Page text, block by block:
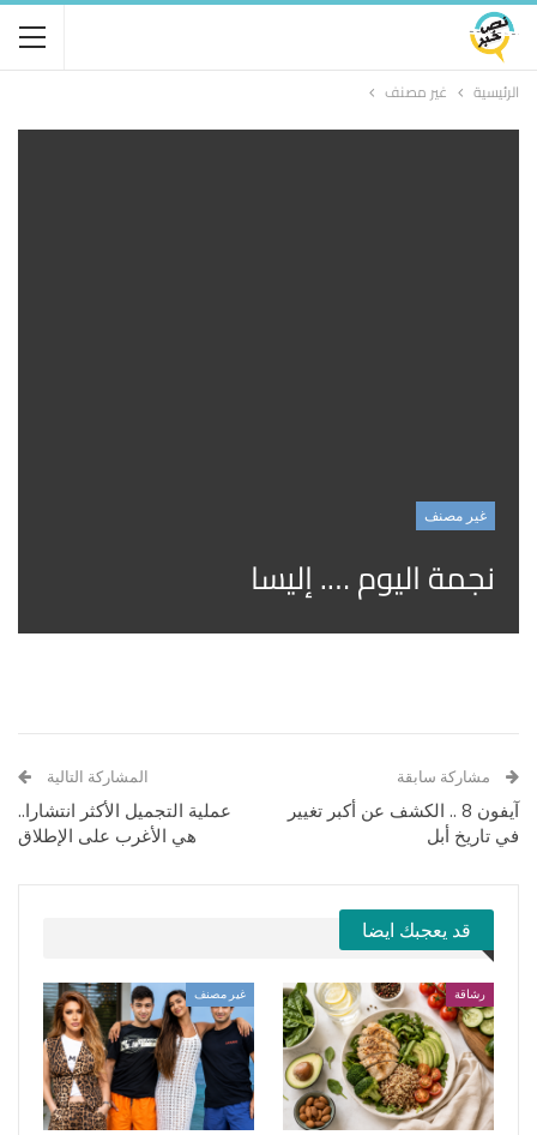
الرئيسية غير مصنف
غير مصنف
نجمة اليوم …. إليسا
مشاركة سابقة
آيفون 8 .. الكشف عن أكبر تغيير
في تاريخ أبل
المشاركة التالية
عملية التجميل الأكثر انتشارا..
هي الأغرب على الإطلاق
قد يعجبك ايضا
رشاقة غير مصنف